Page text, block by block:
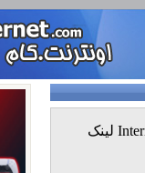
داونلود آخرین ورژن فلش پلیر برای اینترنت اکسپلورر Internet Explorer لینک